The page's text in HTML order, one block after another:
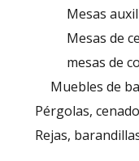
Mesas
Mesas de
mesas de
Muebles de
Pérgolas,
Rejas,